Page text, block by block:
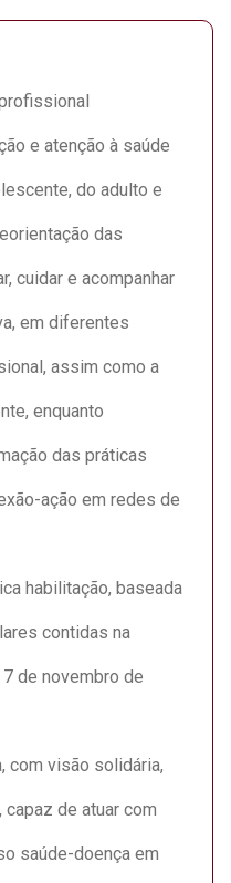
e atenção à saúde
do adulto e
das
cuidar e acompanhar
em diferentes
assim como a
enquanto
das práticas
ação em redes de
habilitação, baseada
contidas na
7 de novembro de
com visão solidária,
capaz de atuar com
saúde-doença em